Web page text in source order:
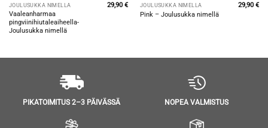
JOULUSUKKA NIMELLÄ
Vaaleanharmaa
pingviinihiutaleaiheella-
Joulusukka nimellä
29,90€ JOULUSUKKA NIMELLÄ
Pink – Joulusukka nimellä
29,90€
PIKATOIMITUS 2–3 PÄIVÄSSÄ NOPEA VALMISTUS